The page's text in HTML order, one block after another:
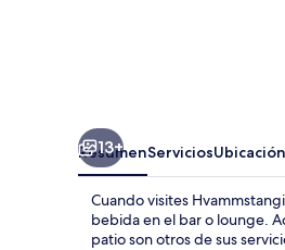
13+
ResumenServiciosUbicación
Cuando visites
bebida en el bar o lounge.
patio son otros de sus